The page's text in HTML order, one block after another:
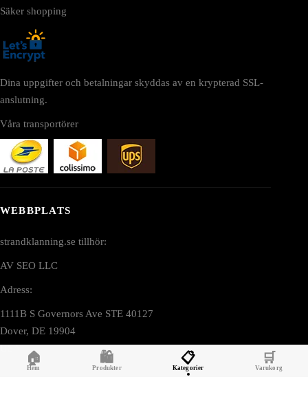
Säker shopping
Dina uppgifter och betalningar skyddas av en krypterad SSL-
anslutning.
Våra transportörer
WEBBPLATS
strandklanning.se tillhör:
AV SEO LLC
Adress:
1111B S Governors Ave STE 40127
Dover, DE 19904
USA
🏠
Hem
🛍️
Produkter
📋
Kategorier
🛒
Varukorg